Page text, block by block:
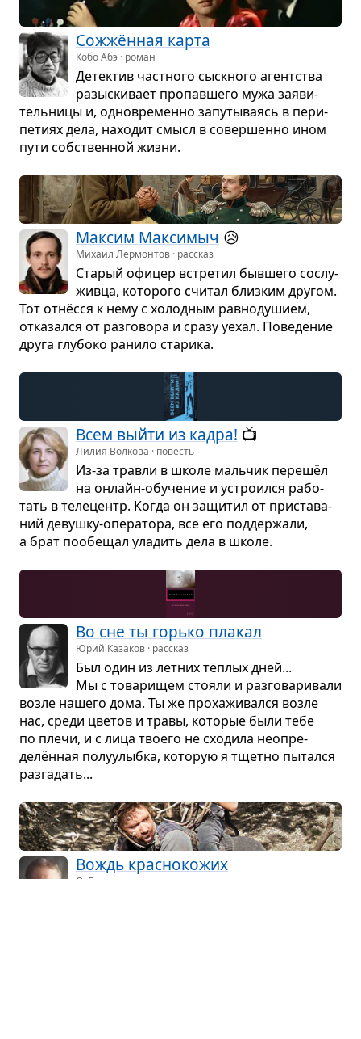
Сож­жён­ная карта
Кобо Абэ · роман
Детек­тив част­ного сыск­ного агент­ства
разыс­ки­вает про­пав­шего мужа заяви­
тель­ницы и, одно­вре­менно запу­ты­ва­ясь в пери­
пе­тиях дела, нахо­дит смысл в совер­шенно ином
пути соб­ствен­ной жизни.
Мак­сим Мак­си­мыч 😥
Михаил Лермонтов · рассказ
Ста­рый офи­цер встре­тил быв­шего сослу­
живца, кото­рого счи­тал близ­ким дру­гом.
Тот отнёсся к нему с холод­ным рав­но­ду­шием,
отка­зался от раз­го­вора и сразу уехал. Пове­де­ние
друга глу­боко ранило ста­рика.
Всем выйти из кадра! 📺
Лилия Волкова · повесть
Из-за травли в школе маль­чик перешёл
на онлайн-обу­че­ние и устро­ился рабо­
тать в теле­центр. Когда он защи­тил от при­ста­ва­
ний девушку-опе­ра­тора, все его под­дер­жали,
а брат пообе­щал ула­дить дела в школе.
Во сне ты горько пла­кал
Юрий Казаков · рассказ
Был один из лет­них тёплых дней...
Мы с това­ри­щем сто­яли и раз­го­ва­ри­вали
возле нашего дома. Ты же про­ха­жи­вался возле
нас, среди цве­тов и травы, кото­рые были тебе
по плечи, и с лица тво­его не схо­дила неопре­
делён­ная полу­у­лыбка, кото­рую я тщетно пытался
раз­га­дать...
Вождь крас­но­ко­жих
О. Генри · рассказ